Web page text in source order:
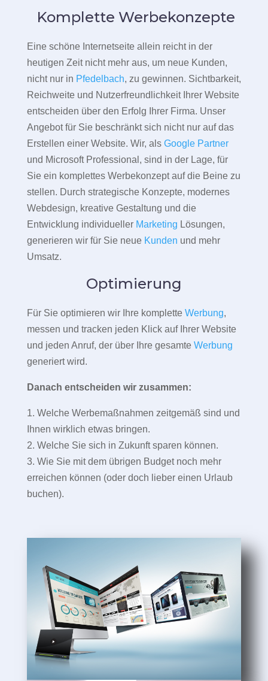
Komplette Werbekonzepte
Eine schöne Internetseite allein reicht in der
heutigen Zeit nicht mehr aus, um neue Kunden,
nicht nur in Pfedelbach, zu gewinnen. Sichtbarkeit,
Reichweite und Nutzerfreundlichkeit Ihrer Website
entscheiden über den Erfolg Ihrer Firma. Unser
Angebot für Sie beschränkt sich nicht nur auf das
Erstellen einer Website. Wir, als Google Partner
und Microsoft Professional, sind in der Lage, für
Sie ein komplettes Werbekonzept auf die Beine zu
stellen. Durch strategische Konzepte, modernes
Webdesign, kreative Gestaltung und die
Entwicklung individueller Marketing Lösungen,
generieren wir für Sie neue Kunden und mehr
Umsatz.
Optimierung
Für Sie optimieren wir Ihre komplette Werbung,
messen und tracken jeden Klick auf Ihrer Website
und jeden Anruf, der über Ihre gesamte Werbung
generiert wird.
Danach entscheiden wir zusammen:
1. Welche Werbemaßnahmen zeitgemäß sind und
Ihnen wirklich etwas bringen.
2. Welche Sie sich in Zukunft sparen können.
3. Wie Sie mit dem übrigen Budget noch mehr
erreichen können (oder doch lieber einen Urlaub
buchen).